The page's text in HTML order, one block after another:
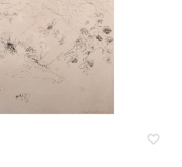
favorite_border